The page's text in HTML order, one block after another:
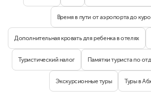
Время в пути от аэропорта до
Дополнительная кровать для ребенка в отелях
Туристический налог Памятки туриста по
Экскурсионные туры Туры в